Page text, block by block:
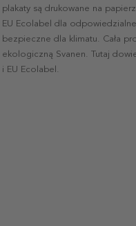
plakaty są drukowane na
EU Ecolabel dla
bezpieczne dla klimatu. Cała
ekologiczną Svanen. Tutaj
i EU Ecolabel.